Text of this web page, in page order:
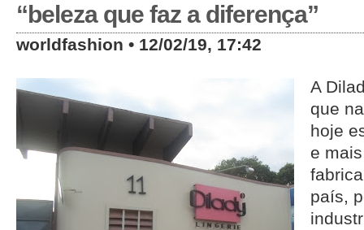
“beleza que faz a diferença”
worldfashion • 12/02/19, 17:42
A
que
hoje
e
país,